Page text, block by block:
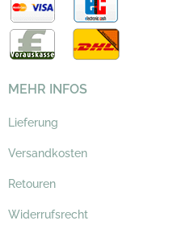
MEHR INFOS
Lieferung
Versandkosten
Retouren
Widerrufsrecht